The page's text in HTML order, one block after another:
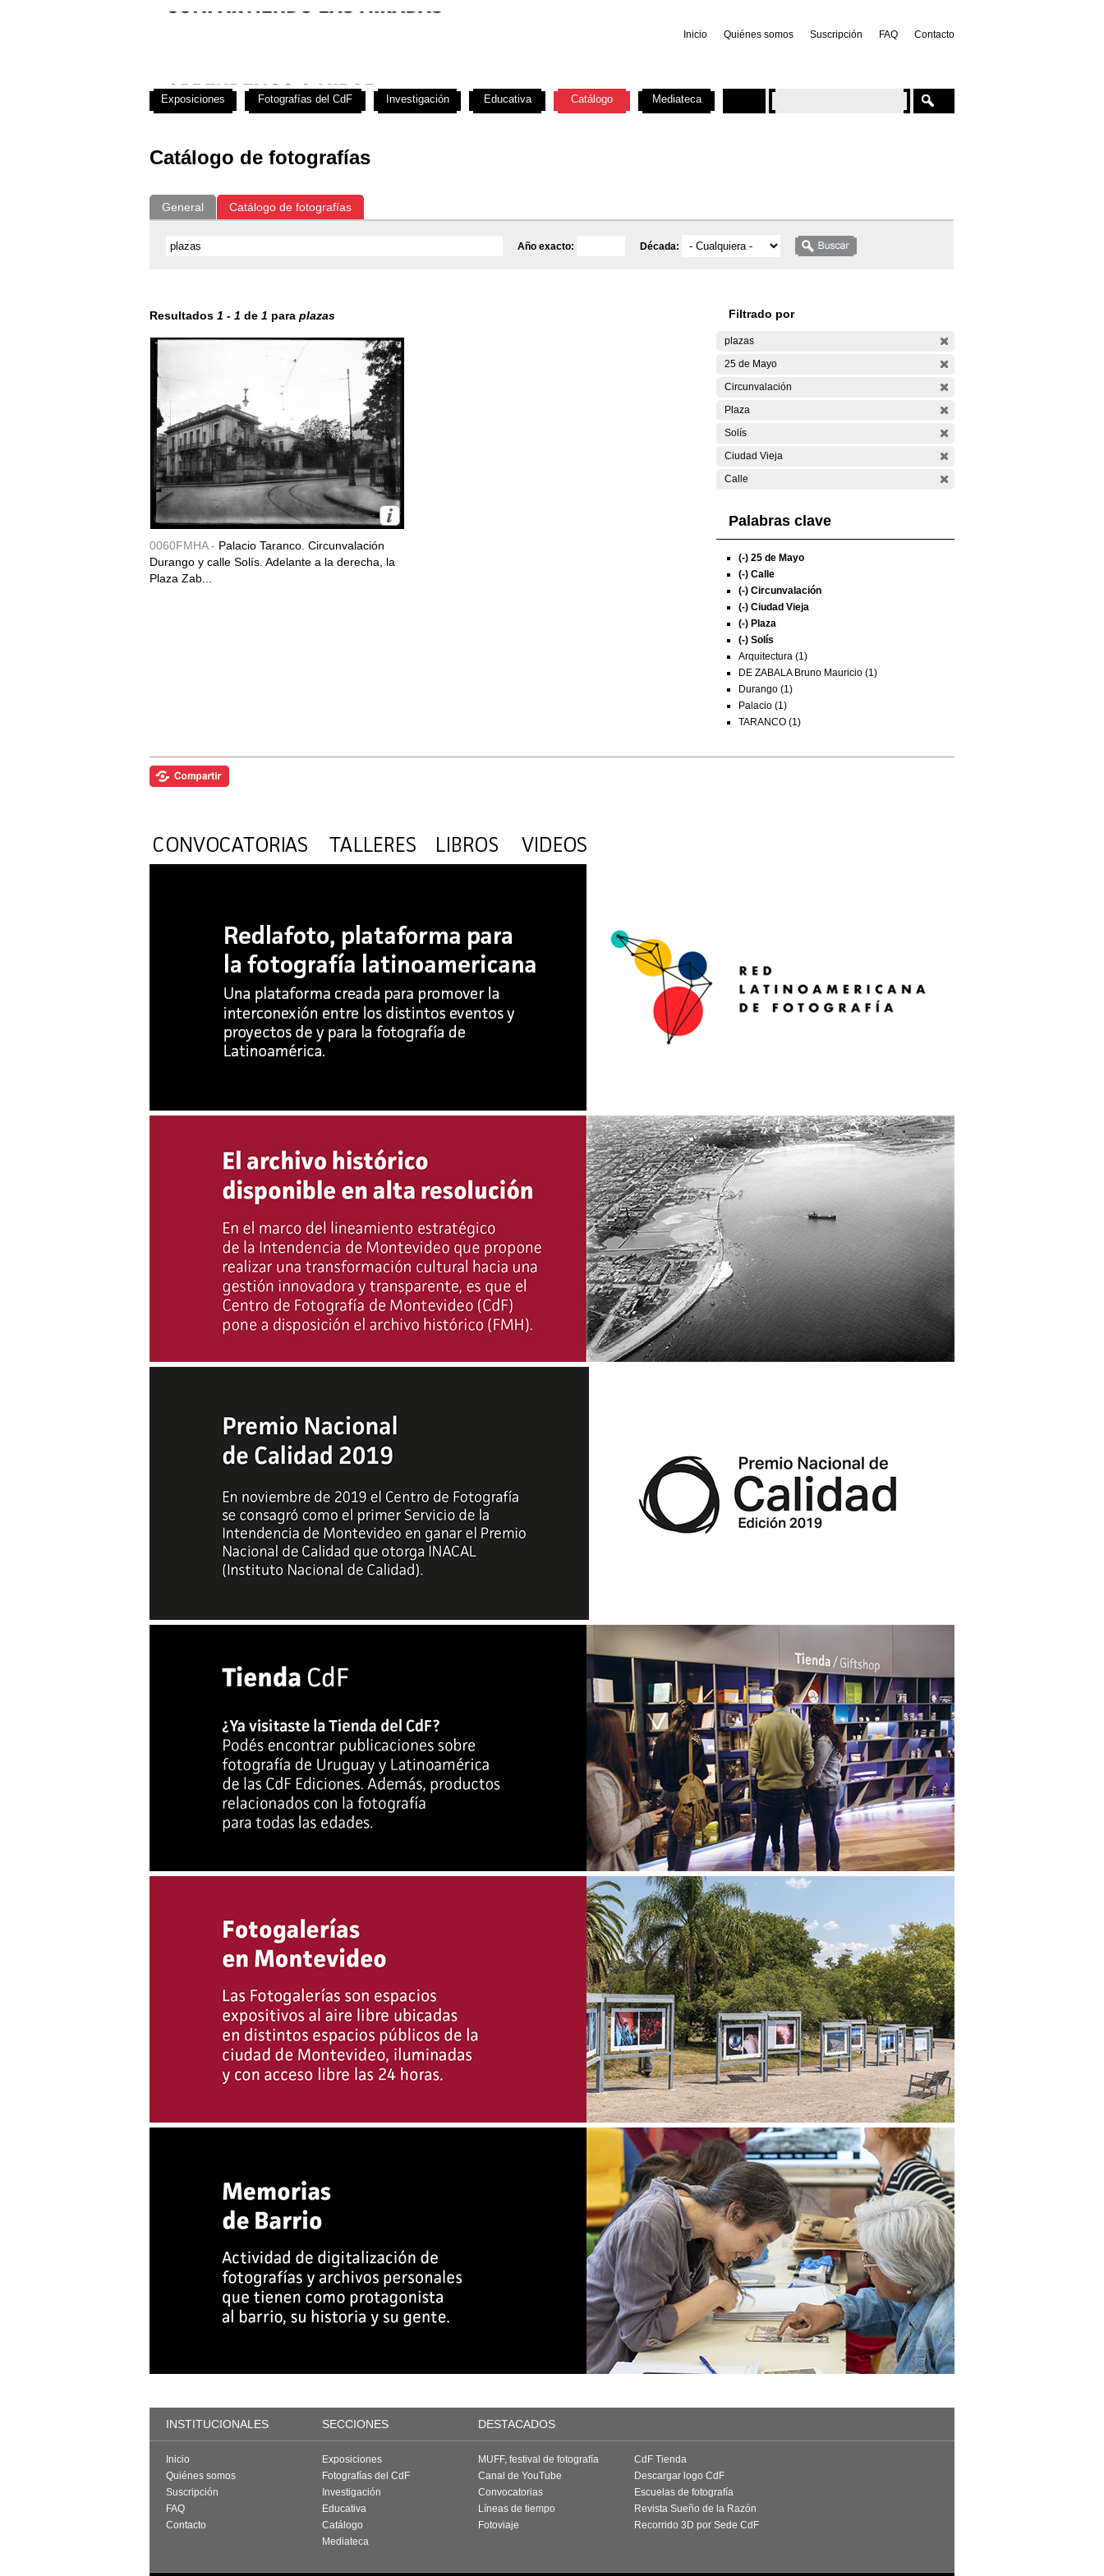
Inicio Quiénes somos Suscripción FAQ Contacto
Catálogo de fotografías
General Catálogo de fotografías
Año exacto: Década:
Resultados 1 - 1 de 1 para plazas
0060FMHA - Palacio Taranco. Circunvalación
Durango y calle Solís. Adelante a la derecha, la
Plaza Zab...
Filtrado por
plazas
25 de Mayo
Circunvalación
Plaza
Solís
Ciudad Vieja
Calle
Palabras clave
(-) 25 de Mayo
(-) Calle
(-) Circunvalación
(-) Ciudad Vieja
(-) Plaza
(-) Solís
Arquitectura (1)
DE ZABALA Bruno Mauricio (1)
Durango (1)
Palacio (1)
TARANCO (1)
Exposiciones Fotografías del CdF Investigación Educativa Catálogo Mediateca
INSTITUCIONALES SECCIONES DESTACADOS
Inicio
Quiénes somos
Suscripción
FAQ
Contacto
Exposiciones
Fotografías del CdF
Investigación
Educativa
Catálogo
Mediateca
MUFF, festival de fotografía
Canal de YouTube
Convocatorias
Líneas de tiempo
Fotoviaje
CdF Tienda
Descargar logo CdF
Escuelas de fotografía
Revista Sueño de la Razón
Recorrido 3D por Sede CdF